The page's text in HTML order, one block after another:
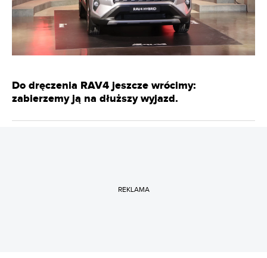
Do dręczenia RAV4 jeszcze wrócimy:
zabierzemy ją na dłuższy wyjazd.
REKLAMA